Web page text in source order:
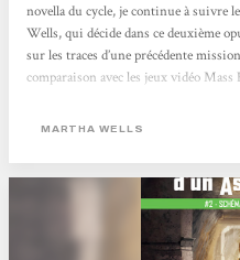
novella du cycle, je continue à suivre
Wells, qui décide dans ce deuxième
sur les traces d’une précédente
comparaison avec les jeux vidéo
dans des stations spatiales, dans des
MARTHA WELLS